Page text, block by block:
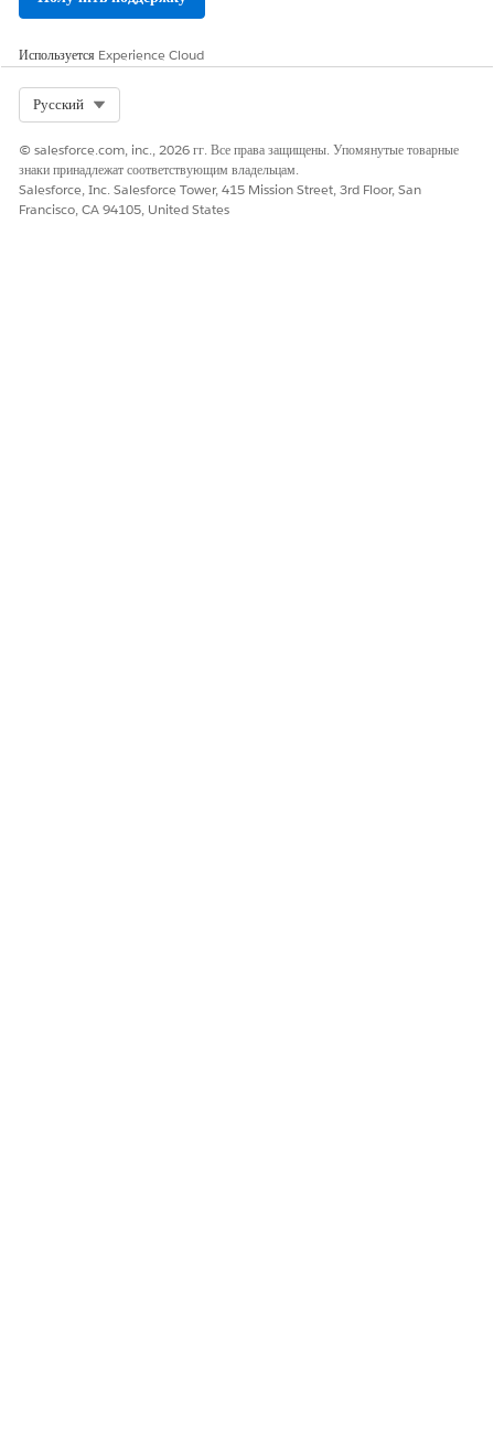
ЭТА СТАТЬЯ РЕШИЛА ВАШУ ПРОБЛЕМУ?
Оставьте свой отзыв, чтобы мы могли стать лучше!
Используется Experience Cloud
Русский
© salesforce.com, inc., 2026 гг. Все права защищены. Упомянутые товарные
знаки принадлежат соответствующим владельцам.
Salesforce, Inc. Salesforce Tower, 415 Mission Street, 3rd Floor, San
Francisco, CA 94105, United States